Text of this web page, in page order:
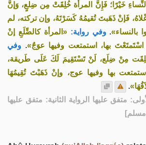
خَيْرًا؛ فَإِنَّ المرأة خُلِقَتْ مِن ضِلعٍ، وَإنَّ
فَإنْ ذَهَبتَ تُقيمُهُ كَسَرْتَهُ، وإن تركته، لم
بالنساء». وفي رواية: «المرأة كالضِّلَعِ إنْ
اسْتَمتَعْتَ بها، استمتعت وفيها عوَجٌ». وفي
مِنْ ضِلَع، لَنْ تَسْتَقِيمَ لَكَ عَلَى طَريقة،
بها وفيها عوج، وإنْ ذَهَبْتَ تُقِيمُهَا
.
متفق عليها الرواية الثانية: متفق عليها
مسلم]